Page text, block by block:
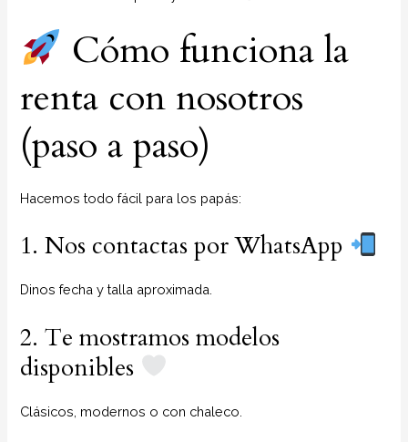
Cómo funciona la
renta con nosotros
(paso a paso)
Hacemos todo fácil para los papás:
1. Nos contactas por WhatsApp
Dinos fecha y talla aproximada.
2. Te mostramos modelos
disponibles
Clásicos, modernos o con chaleco.